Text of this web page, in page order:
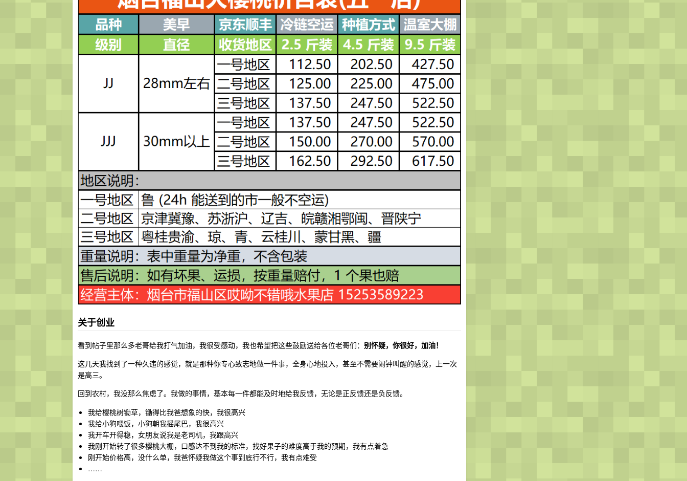
关于创业
看到帖子里那么多老哥给我打气加油，我很受感动，我也希望把这些鼓励送给各位老哥们： 别怀疑，你很好，加油！
这几天我找到了一种久违的感觉，就是那种你专心致志地做一件事，全身心地投入，甚至不需要闹钟叫醒的感觉，上一次
是高三。
回到农村，我没那么焦虑了。我做的事情，基本每一件都能及时地给我反馈，无论是正反馈还是负反馈。
我给樱桃树锄草，锄得比我爸想象的快，我很高兴
我给小狗喂饭，小狗朝我摇尾巴，我很高兴
我开车开得稳，女朋友说我是老司机，我跟高兴
我刚开始转了很多樱桃大棚，口感达不到我的标准，找好果子的难度高于我的预期，我有点着急
刚开始价格高，没什么单，我爸怀疑我做这个事到底行不行，我有点难受
……